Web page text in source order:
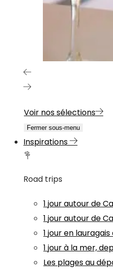
Voir nos sélections
Fermer sous-menu
Inspirations
Road trips
1 jour autour de
1 jour autour de
1 jour en
1 jour à la mer,
Les plages au